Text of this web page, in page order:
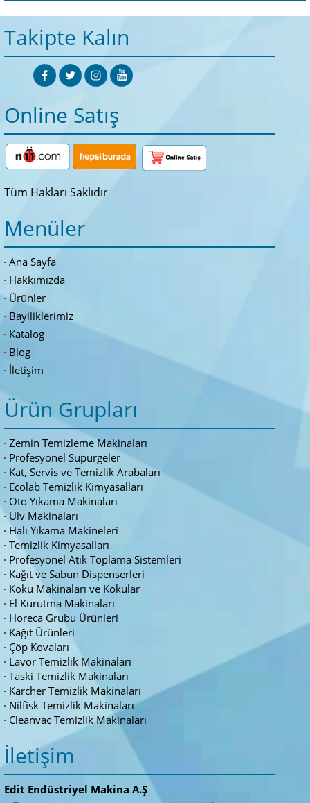
Takipte Kalın
Online Satış
Tüm Hakları Saklıdır
Menüler
Ana Sayfa
Hakkımızda
Ürünler
Bayiliklerimiz
Katalog
Blog
İletişim
Ürün Grupları
Zemin Temizleme Makinaları
Profesyonel Süpürgeler
Kat, Servis ve Temizlik Arabaları
Ecolab Temizlik Kimyasalları
Oto Yıkama Makinaları
Ulv Makinaları
Halı Yıkama Makineleri
Temizlik Kimyasalları
Profesyonel Atık Toplama Sistemleri
Kağıt ve Sabun Dispenserleri
Koku Makinaları ve Kokular
El Kurutma Makinaları
Horeca Grubu Ürünleri
Kağıt Ürünleri
Çöp Kovaları
Lavor Temizlik Makinaları
Taski Temizlik Makinaları
Karcher Temizlik Makinaları
Nilfisk Temizlik Makinaları
Cleanvac Temizlik Makinaları
İletişim
Edit Endüstriyel Makina A.Ş